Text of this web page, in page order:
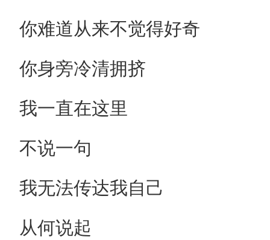
你难道从来不觉得好奇
你身旁冷清拥挤
我一直在这里
不说一句
我无法传达我自己
从何说起